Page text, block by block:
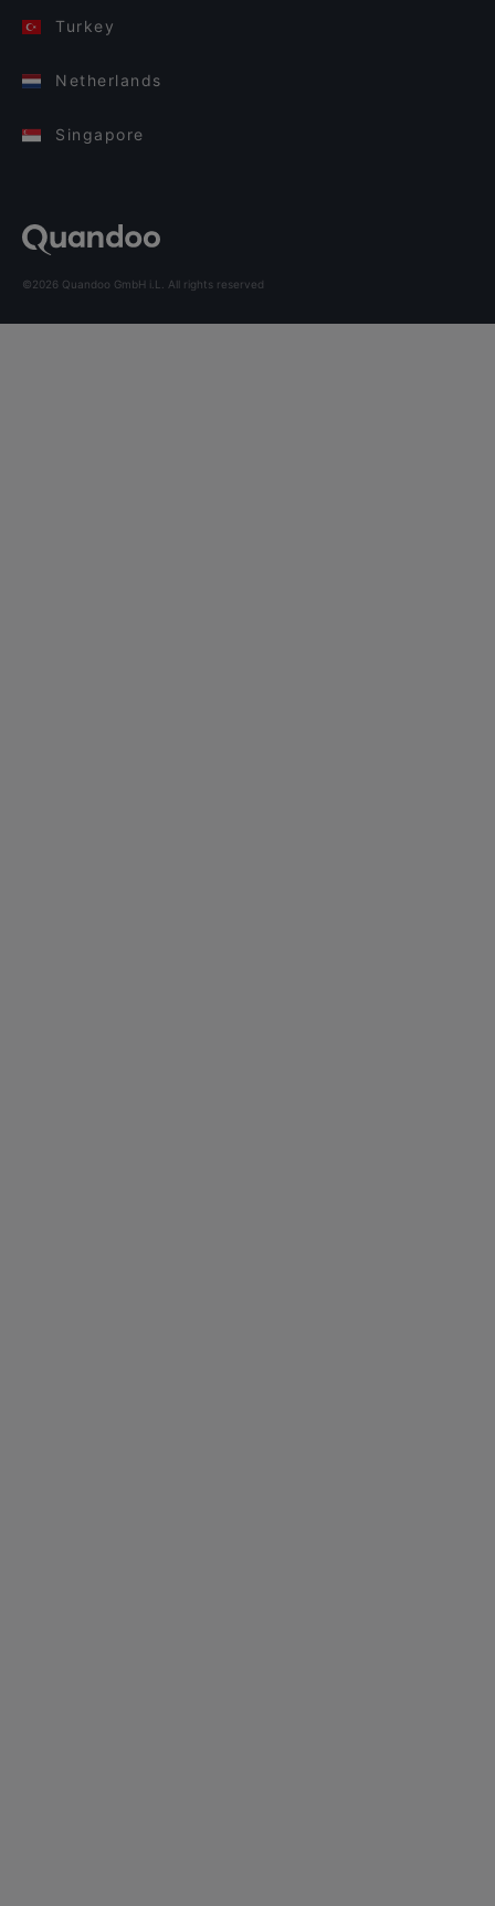
Turkey
Netherlands
Singapore
©2026 Quandoo GmbH i.L. All rights reserved